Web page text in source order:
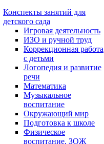
Конспекты занятий для
детского сада
Игровая деятельность
ИЗО и ручной труд
Коррекционная работа
с детьми
Логопедия и развитие
речи
Математика
Музыкальное
воспитание
Окружающий мир
Подготовка к школе
Физическое
воспитание, ЗОЖ